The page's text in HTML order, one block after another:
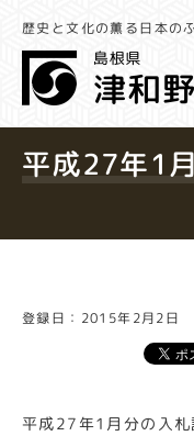
歴史と文化の薫る日本の
平成27年1
登録日：2015年2月2日
平成27年1月分の入